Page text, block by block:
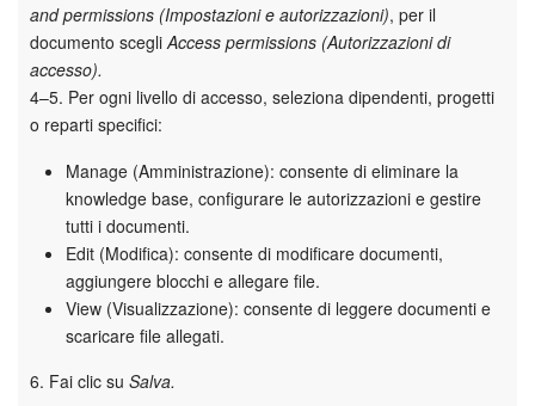
and permissions (Impostazioni e autorizzazioni), per il
documento scegli Access permissions (Autorizzazioni di
accesso).
4–5. Per ogni livello di accesso, seleziona dipendenti, progetti
o reparti specifici:
Manage (Amministrazione): consente di eliminare la
knowledge base, configurare le autorizzazioni e gestire
tutti i documenti.
Edit (Modifica): consente di modificare documenti,
aggiungere blocchi e allegare file.
View (Visualizzazione): consente di leggere documenti e
scaricare file allegati.
6. Fai clic su Salva.